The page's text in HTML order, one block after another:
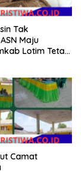
Tak
Maju
Lotim Tetap
Camat